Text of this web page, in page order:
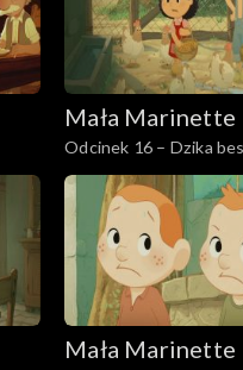
Mała Marinette
Odcinek 16 – Dzika
Mała Marinette